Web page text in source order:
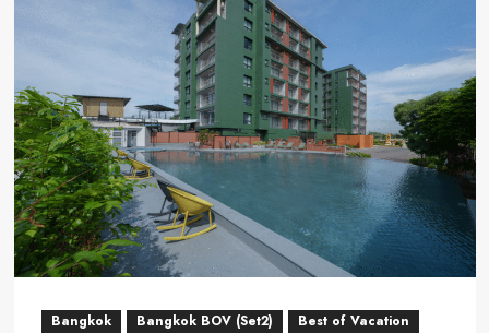
พระนคร
เฮอ
เทจ
Bangkok Bangkok BOV (Set2)
Best of Vacation